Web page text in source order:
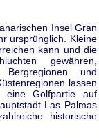
Insel Gran
ursprünglich. Kleine
kann und die
gewähren,
und
lassen
eine Golfpartie auf
Las Palmas
historische